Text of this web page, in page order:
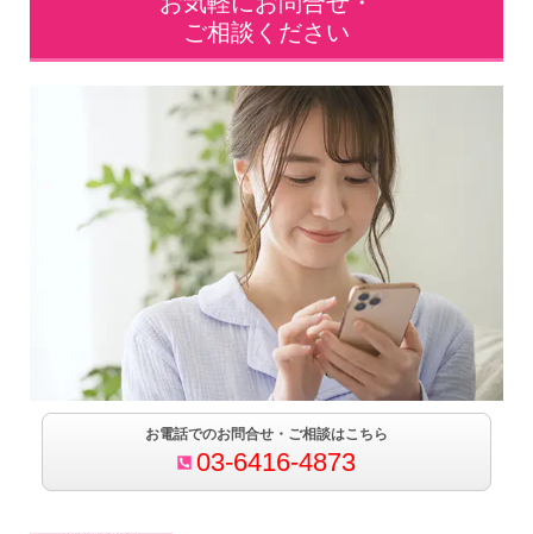
ご相談ください
お電話でのお問合せ・ご相談はこちら
03-6416-4873